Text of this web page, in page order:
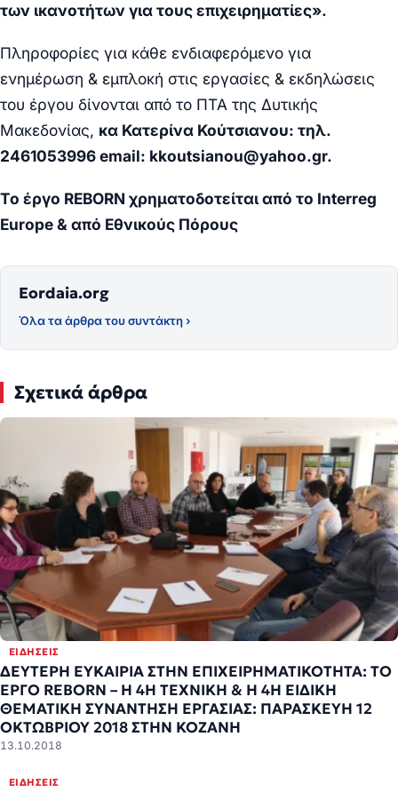
των ικανοτήτων για τους επιχειρηματίες».
Πληροφορίες για κάθε ενδιαφερόμενο για
ενημέρωση & εμπλοκή στις εργασίες & εκδηλώσεις
του έργου δίνονται από το ΠΤΑ της Δυτικής
Μακεδονίας, κα Κατερίνα Κούτσιανου: τηλ.
2461053996 email: kkoutsianou@yahoo.gr.
Το έργο REBORN χρηματοδοτείται από το Interreg
Europe & από Εθνικούς Πόρους
Eordaia.org
Όλα τα άρθρα του συντάκτη ›
Σχετικά άρθρα
ΕΙΔΉΣΕΙΣ
ΔΕΥΤΕΡΗ ΕΥΚΑΙΡΙΑ ΣΤΗΝ ΕΠΙΧΕΙΡΗΜΑΤΙΚΟΤΗΤΑ: ΤΟ
ΕΡΓΟ REBORN – Η 4Η ΤΕΧΝΙΚΗ & Η 4Η ΕΙΔΙΚΗ
ΘΕΜΑΤΙΚΗ ΣΥΝΑΝΤΗΣΗ ΕΡΓΑΣΙΑΣ: ΠΑΡΑΣΚΕΥΗ 12
ΟΚΤΩΒΡΙΟΥ 2018 ΣΤΗΝ ΚΟΖΑΝΗ
13.10.2018
ΕΙΔΉΣΕΙΣ